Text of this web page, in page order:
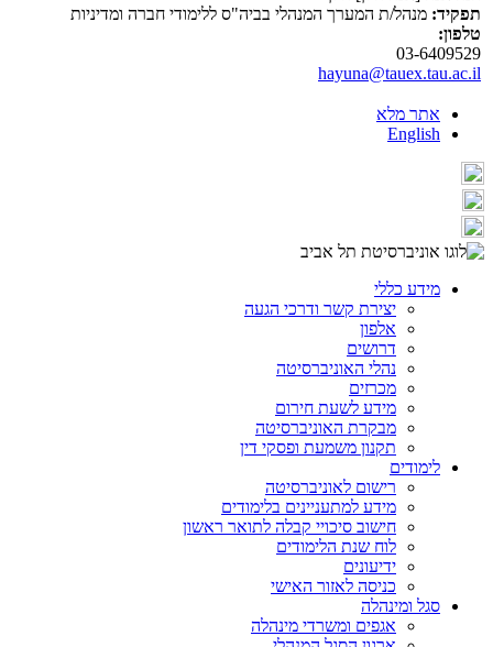
תפקיד: מנהל/ת המערך המנהלי בביה"ס ללימודי חברה ומדיניות
טלפון:
03-6409529
hayuna@tauex.tau.ac.il
אתר מלא
English
מידע כללי
יצירת קשר ודרכי הגעה
אלפון
דרושים
נהלי האוניברסיטה
מכרזים
מידע לשעת חירום
מבקרת האוניברסיטה
תקנון משמעת ופסקי דין
לימודים
רישום לאוניברסיטה
מידע למתעניינים בלימודים
חישוב סיכויי קבלה לתואר ראשון
לוח שנת הלימודים
ידיעונים
כניסה לאזור האישי
סגל ומינהלה
אגפים ומשרדי מינהלה